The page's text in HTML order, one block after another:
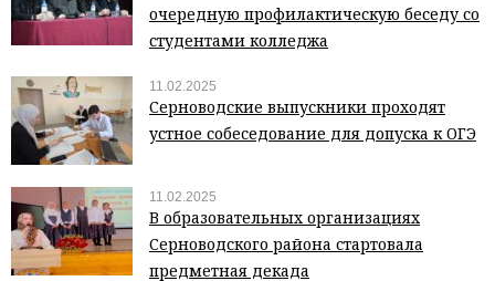
очередную профилактическую беседу со
студентами колледжа
11.02.2025
Серноводские выпускники проходят
устное собеседование для допуска к ОГЭ
11.02.2025
В образовательных организациях
Серноводского района стартовала
предметная декада